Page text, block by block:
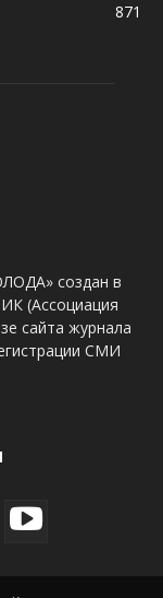
871
создан в
(Ассоциация
сайта журнала
СМИ